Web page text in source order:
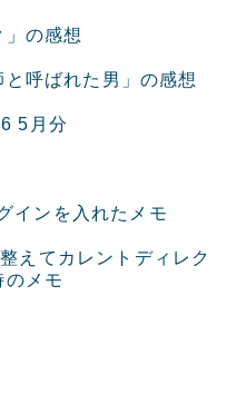
の感想
呼ばれた男」の感想
5月分
インを入れたメモ
えてカレントディレク
のメモ